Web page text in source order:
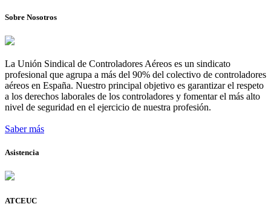
Sobre Nosotros
La Unión Sindical de Controladores Aéreos es un sindicato
profesional que agrupa a más del 90% del colectivo de controladores
aéreos en España. Nuestro principal objetivo es garantizar el respeto
a los derechos laborales de los controladores y fomentar el más alto
nivel de seguridad en el ejercicio de nuestra profesión.
Saber más
Asistencia
ATCEUC